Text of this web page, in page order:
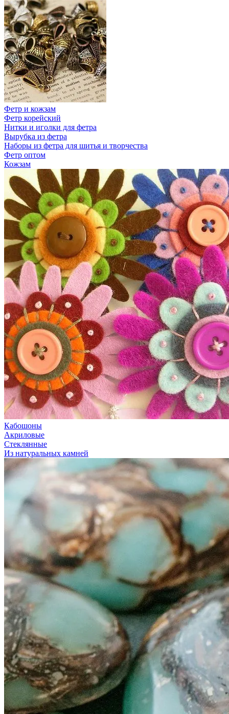
Фетр и кожзам
Фетр корейский
Нитки и иголки для фетра
Вырубка из фетра
Наборы из фетра для шитья и творчества
Фетр оптом
Кожзам
Кабошоны
Акриловые
Стеклянные
Из натуральных камней